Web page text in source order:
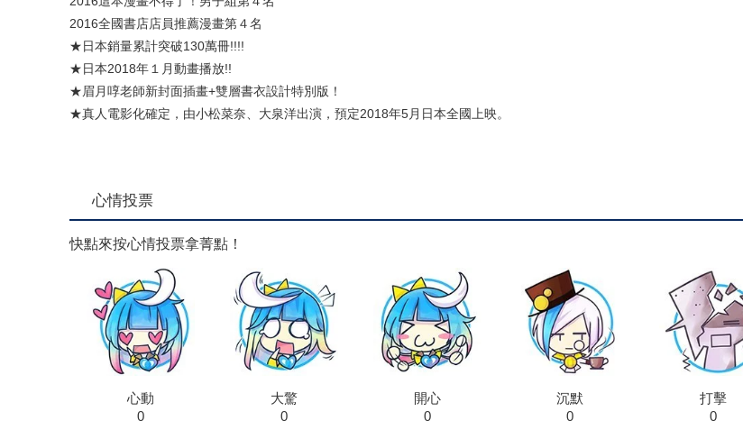
2016全國書店店員推薦漫畫第４名
★日本銷量累計突破130萬冊!!!!
★日本2018年１月動畫播放!!
★眉月啍老師新封面插畫+雙層書衣設計特別版！
★真人電影化確定，由小松菜奈、大泉洋出演，預定2018年5月日本全國上映。
心情投票
快點來按心情投票拿菁點！
心動
0
大驚
0
開心
0
沉默
0
打擊
0